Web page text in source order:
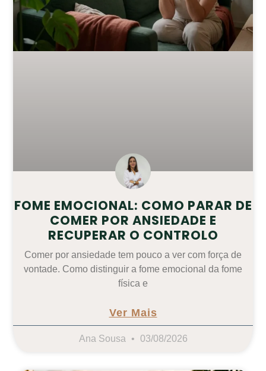
FOME EMOCIONAL: COMO PARAR DE
COMER POR ANSIEDADE E
RECUPERAR O CONTROLO
Comer por ansiedade tem pouco a ver com força de
vontade. Como distinguir a fome emocional da fome
física e
Ver Mais
Ana Sousa 03/08/2026